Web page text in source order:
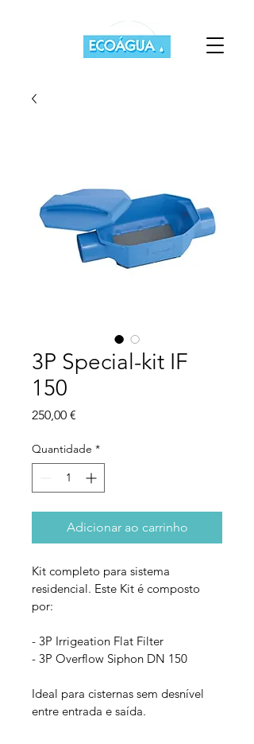
3P Special-kit IF
150
250,00 €
Quantidade *
Adicionar ao carrinho
Kit completo para sistema
residencial. Este Kit é composto
por:
- 3P Irrigeation Flat Filter
- 3P Overflow Siphon DN 150
Ideal para cisternas sem desnível
entre entrada e saída.